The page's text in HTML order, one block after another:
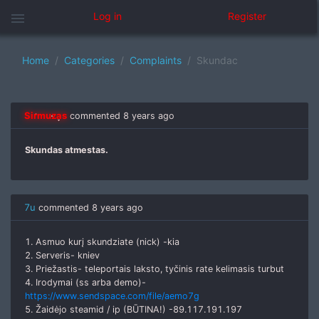
menu Log in Register
Home Categories Complaints Skundac
Sirmuzas commented 8 years ago
Skundas atmestas.
7u commented 8 years ago
1. Asmuo kurį skundziate (nick) -kia
2. Serveris- kniev
3. Priežastis- teleportais laksto, tyčinis rate kelimasis turbut
4. Irodymai (ss arba demo)-
https://www.sendspace.com/file/aemo7g
5. Žaidėjo steamid / ip (BŪTINA!) -89.117.191.197